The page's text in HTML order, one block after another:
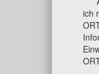
ich